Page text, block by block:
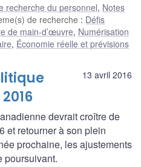
recherche du personnel, Notes
de recherche : Défis
de main-d’œuvre, Numérisation
, Économie réelle et prévisions
13 avril 2016
devrait croître de
et retourner à son plein
prochaine, les ajustements
poursuivant.